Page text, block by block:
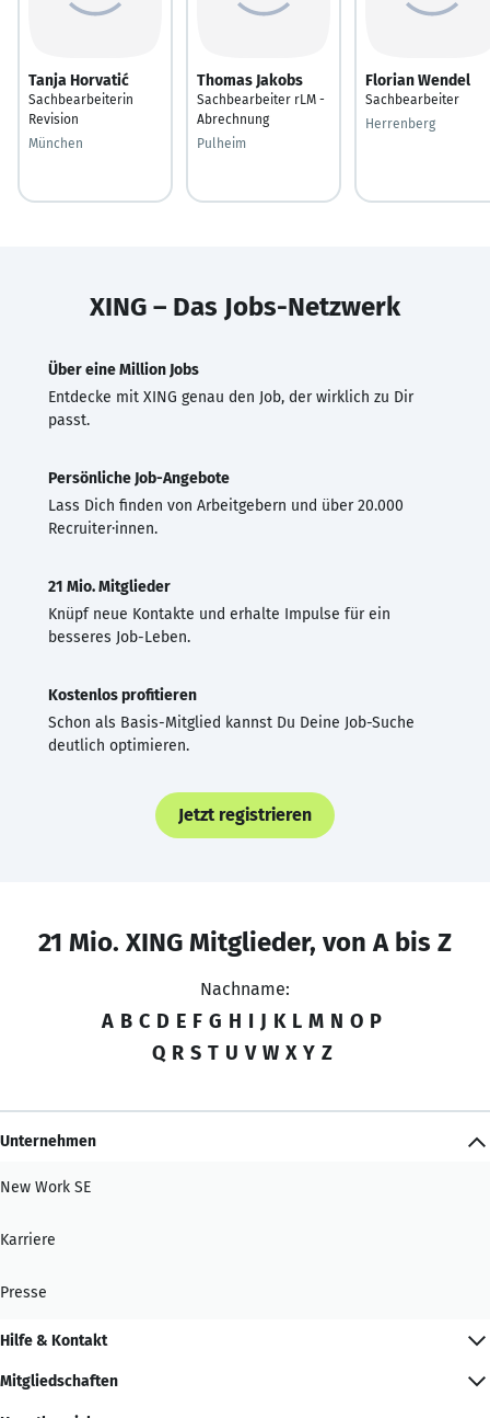
Tanja Horvatić
Sachbearbeiterin
Revision
München
Thomas Jakobs
Sachbearbeiter rLM -
Abrechnung
Pulheim
Florian Wendel
Sachbearbeiter
Herrenberg
XING – Das Jobs-Netzwerk
Über eine Million Jobs
Entdecke mit XING genau den Job, der wirklich zu Dir
passt.
Persönliche Job-Angebote
Lass Dich finden von Arbeitgebern und über 20.000
Recruiter·innen.
21 Mio. Mitglieder
Knüpf neue Kontakte und erhalte Impulse für ein
besseres Job-Leben.
Kostenlos profitieren
Schon als Basis-Mitglied kannst Du Deine Job-Suche
deutlich optimieren.
Jetzt registrieren
21 Mio. XING Mitglieder, von A bis Z
Nachname:
A B C D E F G H I J K L M N O P
Q R S T U V W X Y Z
Unternehmen
New Work SE
Karriere
Presse
Hilfe & Kontakt
Mitgliedschaften